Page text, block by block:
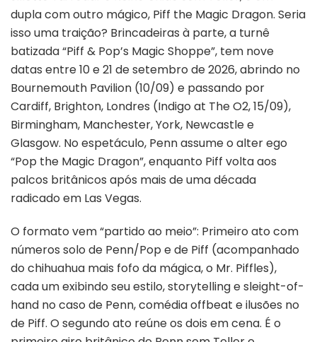
dupla com outro mágico, Piff the Magic Dragon. Seria
isso uma traição? Brincadeiras à parte, a turnê
batizada “Piff & Pop’s Magic Shoppe”, tem nove
datas entre 10 e 21 de setembro de 2026, abrindo no
Bournemouth Pavilion (10/09) e passando por
Cardiff, Brighton, Londres (Indigo at The O2, 15/09),
Birmingham, Manchester, York, Newcastle e
Glasgow. No espetáculo, Penn assume o alter ego
“Pop the Magic Dragon”, enquanto Piff volta aos
palcos britânicos após mais de uma década
radicado em Las Vegas.
O formato vem “partido ao meio”: Primeiro ato com
números solo de Penn/Pop e de Piff (acompanhado
do chihuahua mais fofo da mágica, o Mr. Piffles),
cada um exibindo seu estilo, storytelling e sleight-of-
hand no caso de Penn, comédia offbeat e ilusões no
de Piff. O segundo ato reúne os dois em cena. É o